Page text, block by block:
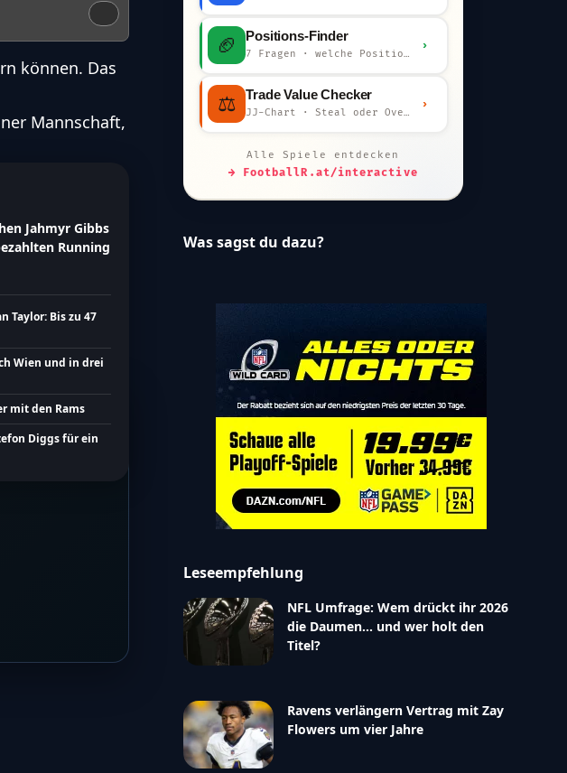
können. Das
Mannschaft,
Jahmyr Gibbs
Running
Taylor: Bis zu 47
Wien und in drei
mit den Rams
Diggs für ein
🏈 Positions-Finder
7 Fragen · welche Position bist du?
›
⚖️ Trade Value Checker
JJ-Chart · Steal oder Overpay?
›
Alle Spiele entdecken
→ FootballR.at/interactive
Was sagst du dazu?
Leseempfehlung
NFL Umfrage: Wem drückt ihr 2026
die Daumen… und wer holt den
Titel?
Ravens verlängern Vertrag mit Zay
Flowers um vier Jahre